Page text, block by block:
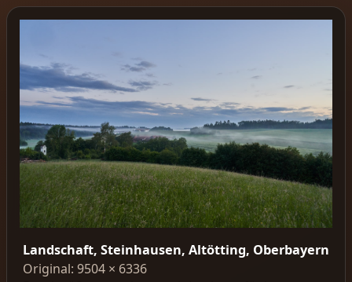
Landschaft, Steinhausen, Altötting, Oberbayern
Original: 9504 × 6336